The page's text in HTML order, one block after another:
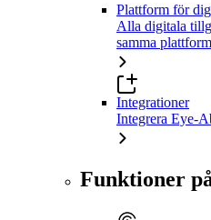
Plattform för
Alla digitala
samma plattform
Integrationer
Integrera Eye-
Funktioner